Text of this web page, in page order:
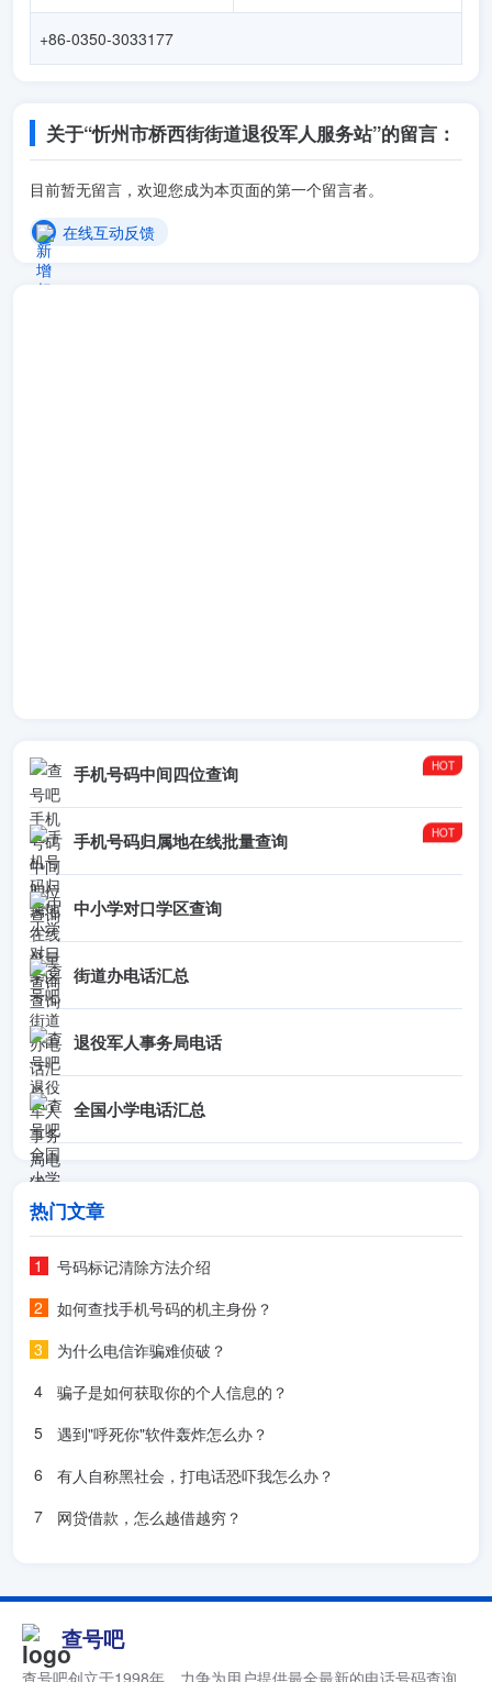
+86-0350-3033177
关于“忻州市桥西街街道退役军人服务站”的留言：
目前暂无留言，欢迎您成为本页面的第一个留言者。
在线互动反馈
手机号码中间四位查询
手机号码归属地在线批量查询
中小学对口学区查询
街道办电话汇总
退役军人事务局电话
全国小学电话汇总
热门文章
号码标记清除方法介绍
如何查找手机号码的机主身份？
为什么电信诈骗难侦破？
骗子是如何获取你的个人信息的？
遇到"呼死你"软件轰炸怎么办？
有人自称黑社会，打电话恐吓我怎么办？
网贷借款，怎么越借越穷？
查号吧